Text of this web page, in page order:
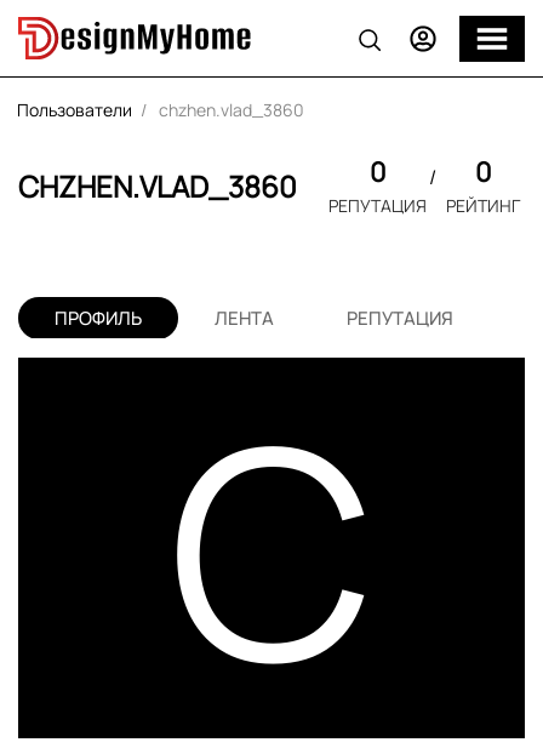
Пользователи chzhen.vlad_3860
CHZHEN.VLAD_3860 0
РЕПУТАЦИЯ
0
РЕЙТИНГ
ПРОФИЛЬ ЛЕНТА РЕПУТАЦИЯ
C